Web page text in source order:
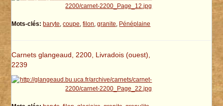
Mots-clés: baryte,coupe,filon,granite, Pénéplaine
Carnets glangeaud, 2200, Livradois (ouest),
2239